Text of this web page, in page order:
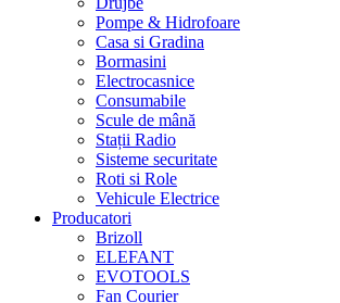
Pompe & Hidrofoare
Casa si Gradina
Bormasini
Electrocasnice
Consumabile
Scule de mână
Stații Radio
Sisteme securitate
Roti si Role
Vehicule Electrice
Producatori
Brizoll
ELEFANT
EVOTOOLS
Fan Courier